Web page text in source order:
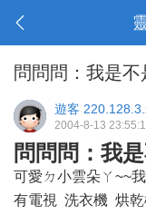
問問問：我是不
遊客
2004-8-13
問問問：我
可愛ㄉ小雲朵ㄚ~~
有電視 洗衣機 烘